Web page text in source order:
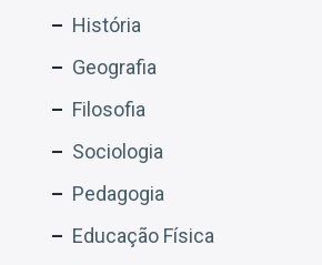
História
Geografia
Filosofia
Sociologia
Pedagogia
Educação Física